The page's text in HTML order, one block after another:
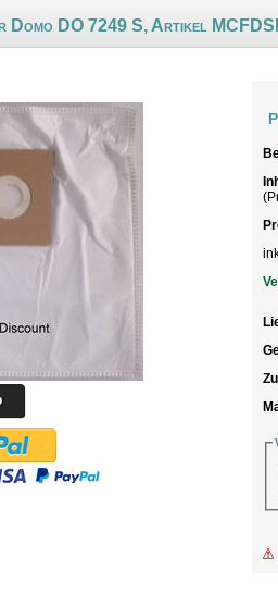
Domo DO 7249 S, Artikel